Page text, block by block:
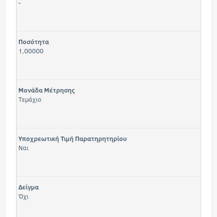
-
Ποσότητα
1,00000
Μονάδα Μέτρησης
Τεμάχιο
Υποχρεωτική Τιμή Παρατηρητηρίου
Ναι
Δείγμα
Όχι